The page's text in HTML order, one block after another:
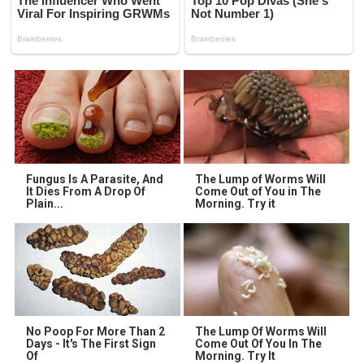
Fungus Is A Parasite, And
It Dies From A Drop Of
Plain...
The Lump of Worms Will
Come Out of You in The
Morning. Try it
No Poop For More Than 2
Days - It's The First Sign
Of
The Lump Of Worms Will
Come Out Of You In The
Morning. Try It